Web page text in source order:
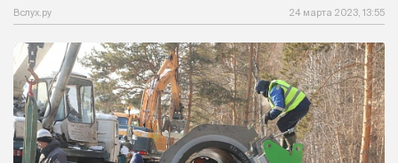
Вслух.ру 24 марта 2023, 13:55